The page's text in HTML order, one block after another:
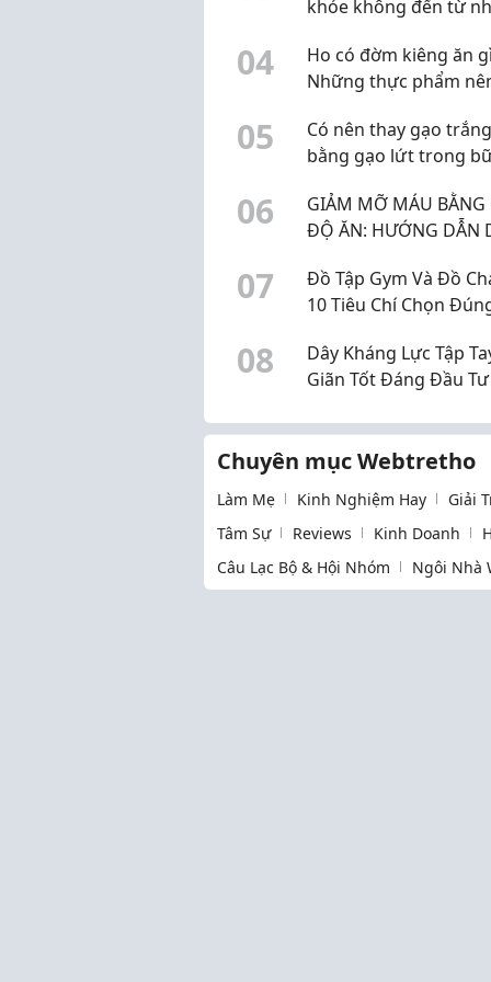
khỏe không đến từ
04
Ho có đờm kiêng ăn
Những thực phẩm
05
Có nên thay gạo trắng
bằng gạo lứt trong
06
GIẢM MỠ MÁU BẰNG
ĐỘ ĂN: HƯỚNG DẪN
07
Đồ Tập Gym Và Đồ
10 Tiêu Chí Chọn
08
Dây Kháng Lực Tập
Giãn Tốt Đáng Đầu
Chuyên mục Webtretho
Làm Mẹ Kinh Nghiệm Hay Giải
Tâm Sự
Reviews Kinh Doanh
Câu Lạc Bộ & Hội Nhóm
Ngôi Nhà